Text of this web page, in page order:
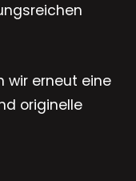
wir erneut eine
originelle